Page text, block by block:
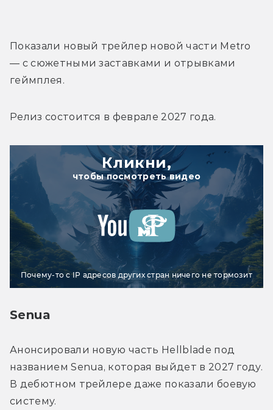
Показали новый трейлер новой части Metro
— с сюжетными заставками и отрывками
геймплея.
Релиз состоится в феврале 2027 года.
Кликни,
чтобы посмотреть видео
Почему-то с IP адресов других стран ничего не тормозит
Senua
Анонсировали новую часть Hellblade под
названием Senua, которая выйдет в 2027 году.
В дебютном трейлере даже показали боевую
систему.